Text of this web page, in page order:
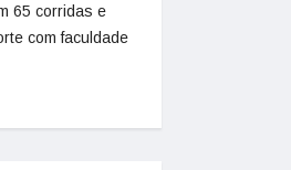
65 corridas e
com faculdade